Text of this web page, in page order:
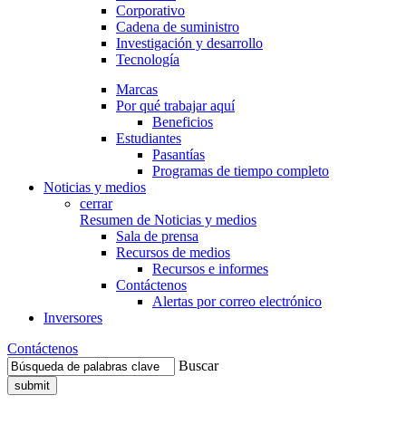
Corporativo
Cadena de suministro
Investigación y desarrollo
Tecnología
Marcas
Por qué trabajar aquí
Beneficios
Estudiantes
Pasantías
Programas de tiempo completo
Noticias y medios
cerrar
Resumen de Noticias y medios
Sala de prensa
Recursos de medios
Recursos e informes
Contáctenos
Alertas por correo electrónico
Inversores
Contáctenos
Buscar